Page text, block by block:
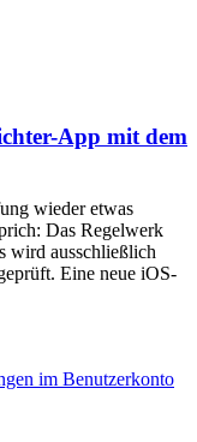
App mit dem
wieder etwas
Das Regelwerk
wird ausschließlich
Eine neue iOS-